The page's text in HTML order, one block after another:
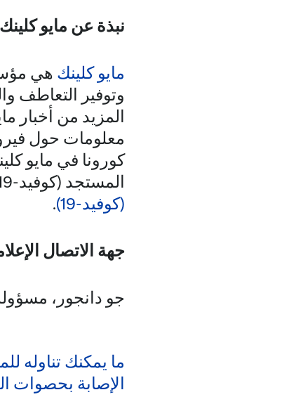
نبذة عن مايو كلينك
مايو كلينك هي
وتوفير التعاطف
المزيد من أخبار
المستجد (كوفيد-19)، تفضل بزيارة
(كوفيد-19)
.
جهة الاتصال
جو دانجور،
ما يمكنك تناوله
الإصابة بحصوات